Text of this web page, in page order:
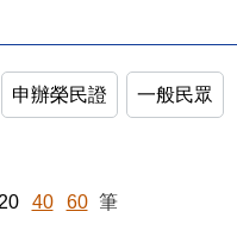
申辦榮民證 一般民眾
40 60 筆